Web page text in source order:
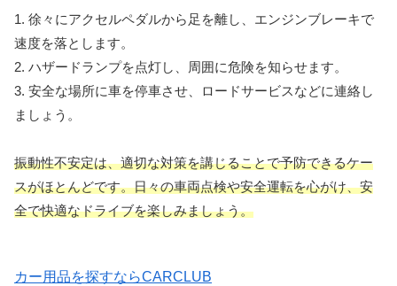
1. 徐々にアクセルペダルから足を離し、エンジンブレーキで
速度を落とします。
2. ハザードランプを点灯し、周囲に危険を知らせます。
3. 安全な場所に車を停車させ、ロードサービスなどに連絡し
ましょう。
振動性不安定は、適切な対策を講じることで予防できるケー
スがほとんどです。日々の車両点検や安全運転を心がけ、安
全で快適なドライブを楽しみましょう。
カー用品を探すならCARCLUB